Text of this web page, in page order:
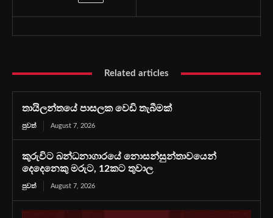
Related articles
තායිලන්තයේ පාසලක වෙඩි තැබීමක්
පුවත් August 7, 2026
කුරුවිට බන්ධනාගාරයේ නොසන්සුන්තාවයෙන්
දෙදෙනෙකු මරුට, 12කට තුවාල
පුවත් August 7, 2026